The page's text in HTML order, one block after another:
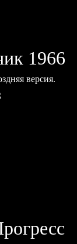
1966
версия.